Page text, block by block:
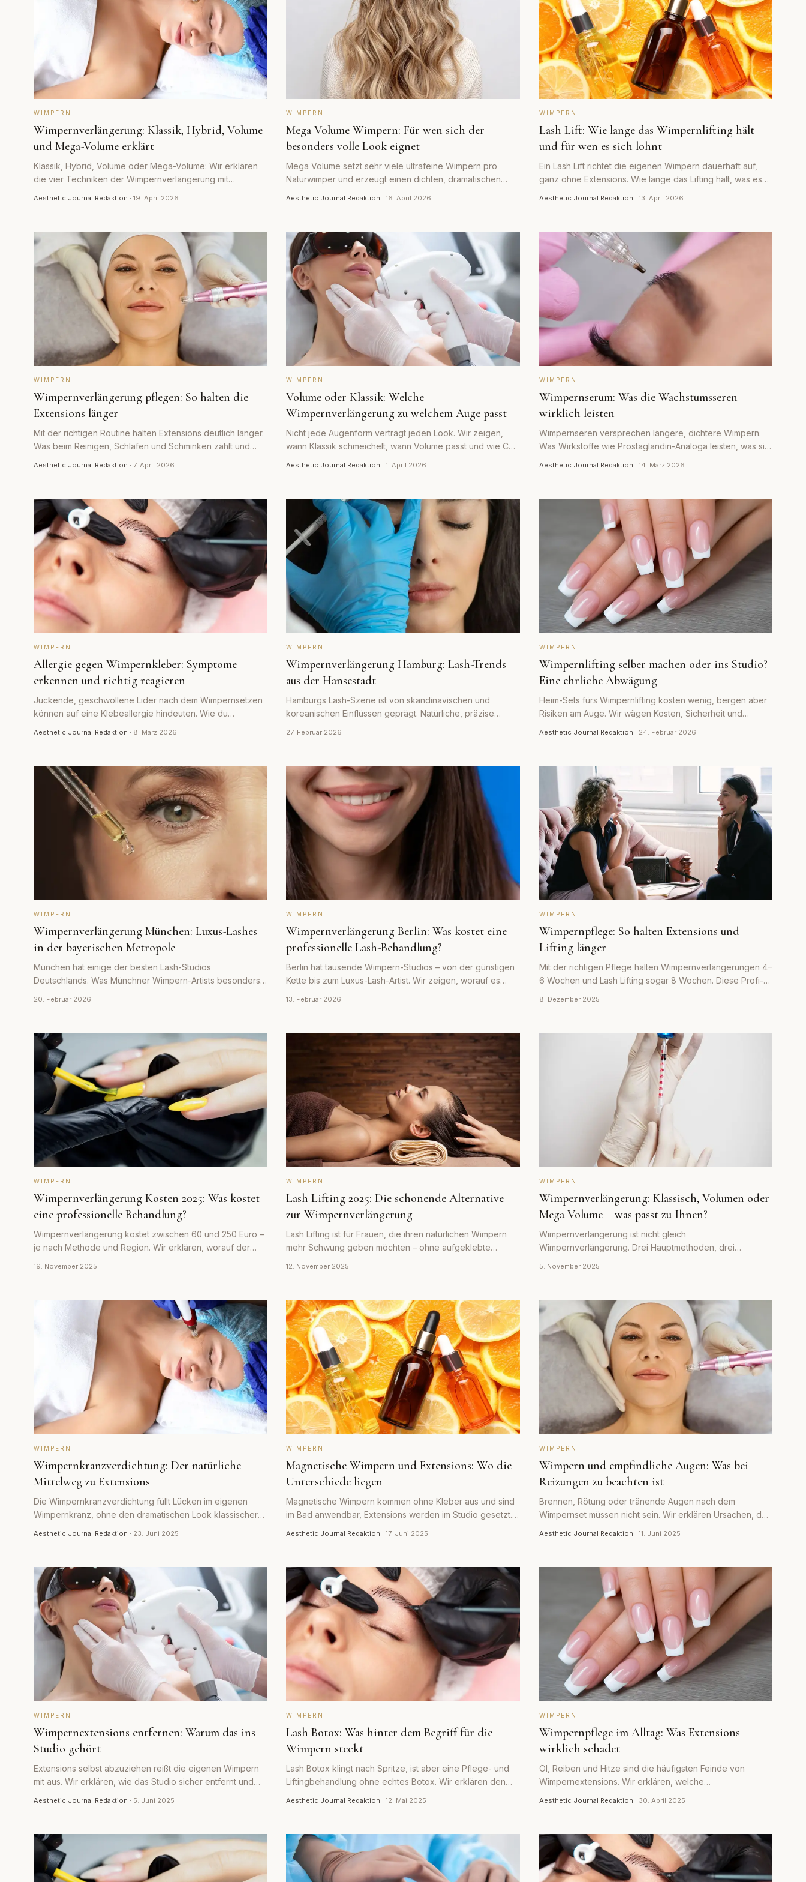
WIMPERN
Wimpernverlängerung: Klassik, Hybrid, Volume
und Mega-Volume erklärt
Klassik, Hybrid, Volume oder Mega-Volume: Wir erklären
die vier Techniken der Wimpernverlängerung mit
Aesthetic Journal Redaktion · 19. April 2026
WIMPERN
Mega Volume Wimpern: Für wen sich der
besonders volle Look eignet
Mega Volume setzt sehr viele ultrafeine Wimpern pro
Naturwimper und erzeugt einen dichten, dramatischen
Aesthetic Journal Redaktion ·16. April 2026
WIMPERN
Lash Lift: Wie lange das Wimpernlifting hält
und für wen es sich lohnt
Ein Lash Lift richtet die eigenen Wimpern dauerhaft auf,
ganz ohne Extensions. Wie lange das Lifting hält, was es
Aesthetic Journal Redaktion · 13. April 2026
WIMPERN
Wimpernverlängerung pflegen: So halten die
Extensions länger
Mit der richtigen Routine halten Extensions deutlich länger.
Was beim Reinigen, Schlafen und Schminken zählt und
Aesthetic Journal Redaktion · 7. April 2026
WIMPERN
Volume oder Klassik: Welche
Wimpernverlängerung zu welchem Auge passt
Nicht jede Augenform verträgt jeden Look. Wir zeigen,
wann Klassik schmeichelt, wann Volume passt und wie Curl
Aesthetic Journal Redaktion ·1. April 2026
WIMPERN
Wimpernserum: Was die Wachstumsseren
wirklich leisten
Wimpernseren versprechen längere, dichtere Wimpern.
Was Wirkstoffe wie Prostaglandin-Analoga leisten, was sie
Aesthetic Journal Redaktion · 14. März 2026
WIMPERN
Allergie gegen Wimpernkleber: Symptome
erkennen und richtig reagieren
Juckende, geschwollene Lider nach dem Wimpernsetzen
können auf eine Klebeallergie hindeuten. Wie du
Aesthetic Journal Redaktion · 8. März 2026
WIMPERN
Wimpernverlängerung Hamburg: Lash-Trends
aus der Hansestadt
Hamburgs Lash-Szene ist von skandinavischen und
koreanischen Einflüssen geprägt. Natürliche, präzise
27. Februar 2026
WIMPERN
Wimpernlifting selber machen oder ins Studio?
Eine ehrliche Abwägung
Heim-Sets fürs Wimpernlifting kosten wenig, bergen aber
Risiken am Auge. Wir wägen Kosten, Sicherheit und
Aesthetic Journal Redaktion · 24. Februar 2026
WIMPERN
Wimpernverlängerung München: Luxus-Lashes
in der bayerischen Metropole
München hat einige der besten Lash-Studios
Deutschlands. Was Münchner Wimpern-Artists besonders
20. Februar 2026
WIMPERN
Wimpernverlängerung Berlin: Was kostet eine
professionelle Lash-Behandlung?
Berlin hat tausende Wimpern-Studios – von der günstigen
Kette bis zum Luxus-Lash-Artist. Wir zeigen, worauf es
13. Februar 2026
WIMPERN
Wimpernpflege: So halten Extensions und
Lifting länger
Mit der richtigen Pflege halten Wimpernverlängerungen 4–
6 Wochen und Lash Lifting sogar 8 Wochen. Diese Profi-
8. Dezember 2025
WIMPERN
Wimpernverlängerung Kosten 2025: Was kostet
eine professionelle Behandlung?
Wimpernverlängerung kostet zwischen 60 und 250 Euro –
je nach Methode und Region. Wir erklären, worauf der
19. November 2025
WIMPERN
Lash Lifting 2025: Die schonende Alternative
zur Wimpernverlängerung
Lash Lifting ist für Frauen, die ihren natürlichen Wimpern
mehr Schwung geben möchten – ohne aufgeklebte
12. November 2025
WIMPERN
Wimpernverlängerung: Klassisch, Volumen oder
Mega Volume – was passt zu Ihnen?
Wimpernverlängerung ist nicht gleich
Wimpernverlängerung. Drei Hauptmethoden, drei
5. November 2025
WIMPERN
Wimpernkranzverdichtung: Der natürliche
Mittelweg zu Extensions
Die Wimpernkranzverdichtung füllt Lücken im eigenen
Wimpernkranz, ohne den dramatischen Look klassischer
Aesthetic Journal Redaktion · 23. Juni 2025
WIMPERN
Magnetische Wimpern und Extensions: Wo die
Unterschiede liegen
Magnetische Wimpern kommen ohne Kleber aus und sind
im Bad anwendbar, Extensions werden im Studio gesetzt.
Aesthetic Journal Redaktion ·17. Juni 2025
WIMPERN
Wimpern und empfindliche Augen: Was bei
Reizungen zu beachten ist
Brennen, Rötung oder tränende Augen nach dem
Wimpernset müssen nicht sein. Wir erklären Ursachen, den
Aesthetic Journal Redaktion · 11. Juni 2025
WIMPERN
Wimpernextensions entfernen: Warum das ins
Studio gehört
Extensions selbst abzuziehen reißt die eigenen Wimpern
mit aus. Wir erklären, wie das Studio sicher entfernt und
Aesthetic Journal Redaktion · 5. Juni 2025
WIMPERN
Lash Botox: Was hinter dem Begriff für die
Wimpern steckt
Lash Botox klingt nach Spritze, ist aber eine Pflege- und
Liftingbehandlung ohne echtes Botox. Wir erklären den
Aesthetic Journal Redaktion ·12. Mai 2025
WIMPERN
Wimpernpflege im Alltag: Was Extensions
wirklich schadet
Öl, Reiben und Hitze sind die häufigsten Feinde von
Wimpernextensions. Wir erklären, welche
Aesthetic Journal Redaktion · 30. April 2025